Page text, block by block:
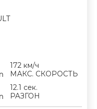
172 км/ч
МАКС. СКОРОСТЬ
12.1 сек.
РАЗГОН